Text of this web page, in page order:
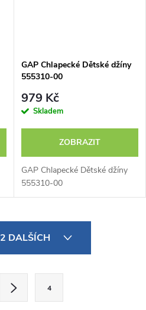
GAP Chlapecké Dětské džíny
555310-00
979 Kč
Skladem
ZOBRAZIT
GAP Chlapecké Dětské džíny
555310-00
DALŠÍCH
4